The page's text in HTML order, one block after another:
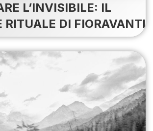
L’INVISIBILE: IL
RITUALE DI FIORAVANTI